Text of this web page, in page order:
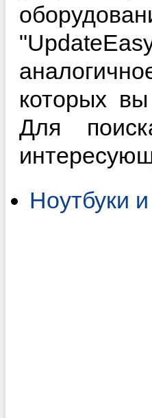
которых
Для
Ноутбуки